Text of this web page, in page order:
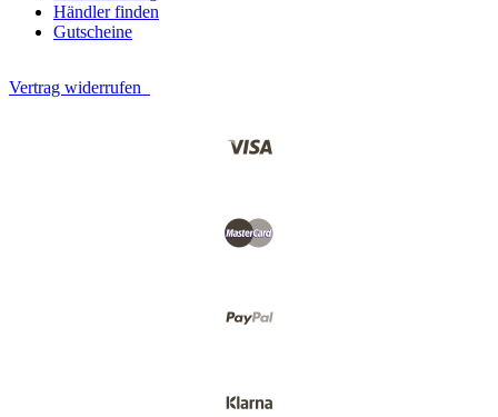
Händler finden
Gutscheine
Vertrag widerrufen